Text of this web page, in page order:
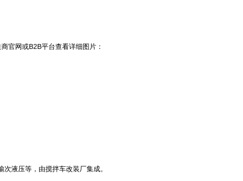
官网或B2B平台查看详细图片：
液压等，由搅拌车改装厂集成。